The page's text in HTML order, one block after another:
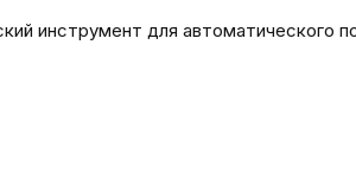
инструмент для автоматического